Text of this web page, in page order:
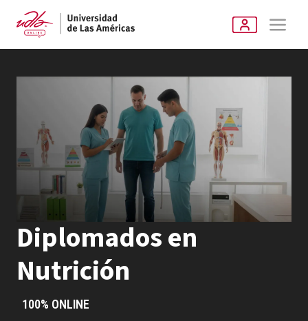
Diplomados en
Nutrición
100% ONLINE